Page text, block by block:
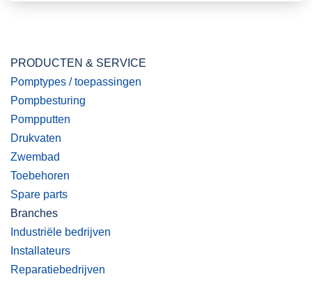
PRODUCTEN & SERVICE
Pomptypes / toepassingen
Pompbesturing
Pompputten
Drukvaten
Zwembad
Toebehoren
Spare parts
Branches
Industriële bedrijven
Installateurs
Reparatiebedrijven